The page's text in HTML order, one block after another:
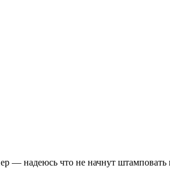
— надеюсь что не начнут